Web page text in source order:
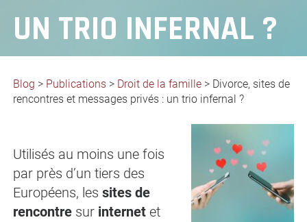
UN TRIO INFERNAL ?
Blog > Publications> Droit de la famille> Divorce, sites de
rencontres et messages privés : un trio infernal ?
Utilisés au moins une fois
par près d’un tiers des
Européens, les sites de
rencontresur internetet